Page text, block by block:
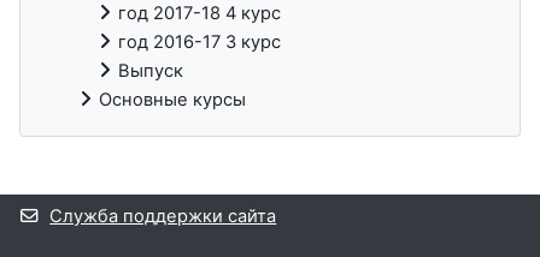
год 2017-18 4 курс
год 2016-17 3 курс
Выпуск
Основные курсы
Дополнительные блоки
Служба поддержки сайта